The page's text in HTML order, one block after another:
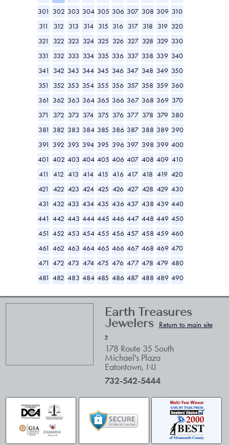
301 302 303 304 305 306 307 308 309 310
311
312 313 314 315 316 317 318 319 320
321
322 323 324 325 326 327 328 329 330
331
332 333 334 335 336 337 338 339 340
341
342 343 344 345 346 347 348 349 350
351
352 353 354 355 356 357 358 359 360
361 362 363 364 365 366 367 368 369 370
371
372 373 374 375 376 377 378 379 380
381 382 383 384 385 386 387 388 389 390
391 392 393 394 395 396 397 398 399 400
401 402 403 404 405 406 407 408 409 410
411
412 413 414 415 416 417 418 419 420
421
422 423 424 425 426 427 428 429 430
431 432 433 434 435 436 437 438 439 440
441 442 443 444 445 446 447 448 449 450
451 452 453 454 455 456 457 458 459 460
461 462 463 464 465 466 467 468 469 470
471 472 473 474 475 476 477 478 479 480
481 482 483 484 485 486 487 488 489 490
Earth Treasures
Jewelers Return to main site
»
178 Route 35 South
Michael's Plaza
Eatontown, NJ
732-542-5444